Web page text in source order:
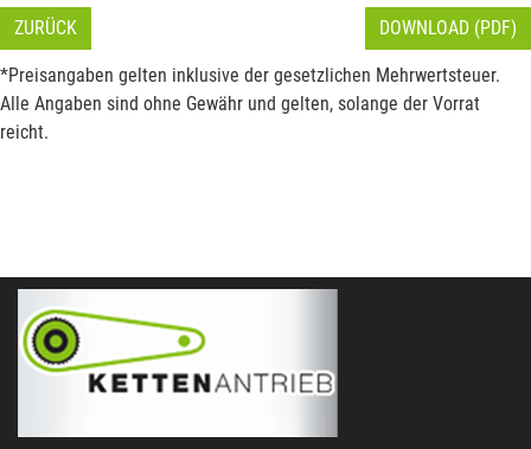
ZURÜCK DOWNLOAD (PDF)
*Preisangaben gelten inklusive der gesetzlichen Mehrwertsteuer.
Alle Angaben sind ohne Gewähr und gelten, solange der Vorrat
reicht.